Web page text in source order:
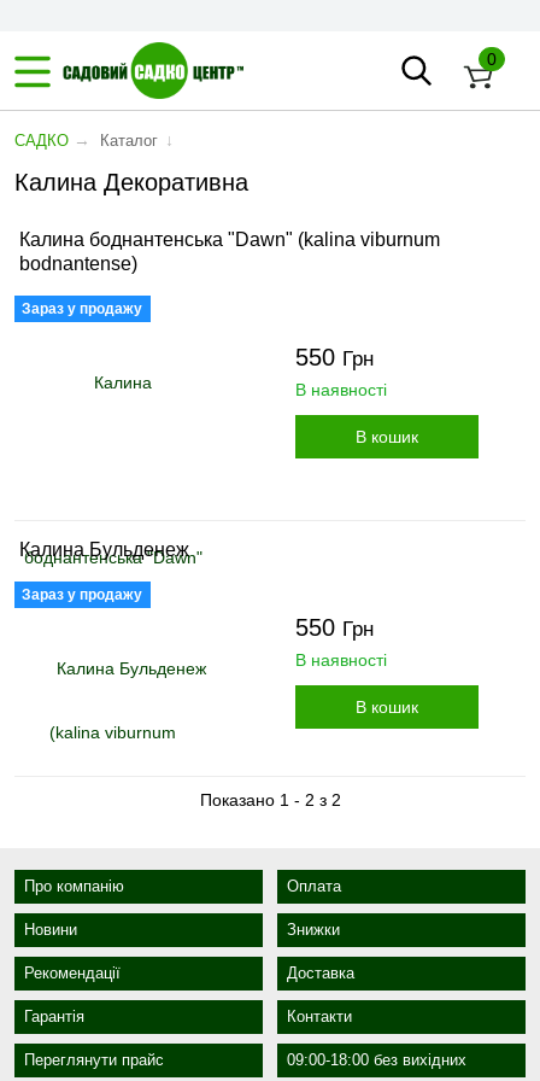
0
САДКО → Каталог ↓
Калина Декоративна
Калина боднантенська "Dawn" (kalina viburnum
bodnantense)
Зараз у продажу
550 Грн
В наявності
В кошик
Калина Бульденеж
Зараз у продажу
550 Грн
В наявності
В кошик
Показано 1 - 2 з 2
Про компанію Оплата
Новини Знижки
Рекомендації Доставка
Гарантія Контакти
Переглянути прайс 09:00-18:00 без вихідних